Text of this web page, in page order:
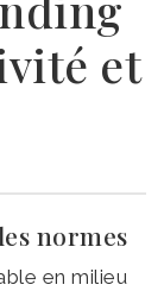
et
normes
en milieu